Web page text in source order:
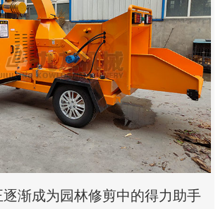
渐成为园林修剪中的得力助手